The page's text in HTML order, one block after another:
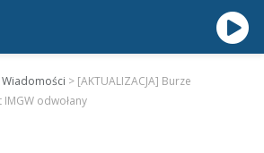
Wiadomości > [AKTUALIZACJA] Burze
odwołany